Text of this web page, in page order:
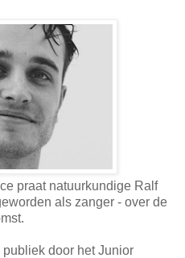
praat natuurkundige Ralf
als zanger - over de
door het Junior